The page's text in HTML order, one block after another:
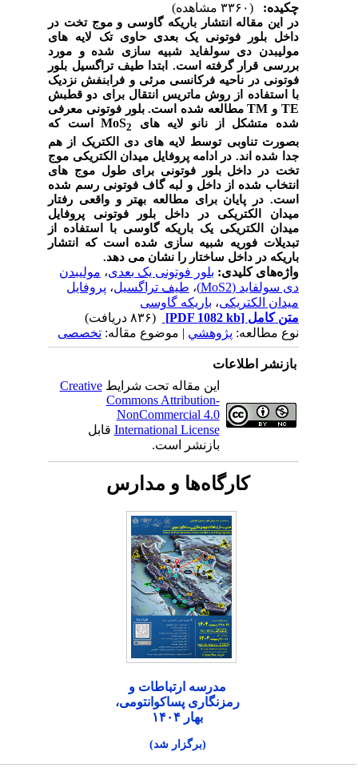
چکیده:
در این مقاله انتشار باریکه گاوسی و موج تخت در
داخل بلور فوتونی یک بعدی حاوی تک لایه های
مولیبدن دی سولفاید شبیه سازی شده و مورد
بررسی قرار گرفته است. ابتدا طیف تراگسیل بلور
فوتونی در ناحیه فرکانسی مرئی و فرابنفش نزدیک
با استفاده از روش ماتریس انتقال برای دو قطبش
TEو TMمطالعه شده است. بلور فوتونی معرفی
شده متشکل از نانو لایه های
MoS 2
است که
بصورت تناوبی توسط لایه های دی الکتریک از هم
جدا شده اند. در ادامه پروفایل میدان الکتریکی موج
تخت در داخل بلور فوتونی برای طول موج های
انتخاب شده از داخل و لبه گاف فوتونی رسم شده
است. در پایان برای مطالعه بهتر و واقعی رفتار
میدان الکتریکی در داخل بلور فوتونی پروفایل
میدان الکتریکی یک باریکه گاوسی با استفاده از
تبدیلات فوریه شبیه سازی شده است که انتشار
باریکه در داخل ساختار را نشان می دهد.
واژه‌های کلیدی:بلور فوتونی یک بعدی،مولیبدن
دی سولفاید (MoS2)
،طیف تراگسیل،پروفایل
میدان الکتریکی،باریکه گاوسی
متن کامل[PDF 1082 kb]
نوع مطالعه:پژوهشي| موضوع مقاله:تخصصی
بازنشر اطلاعات
این مقاله تحت شرایطCreative
Commons Attribution-
NonCommercial 4.0
International Licenseقابل
بازنشر است.
کارگاه‌ها و مدارس
مدرسه ارتباطات و
رمزنگاری پساکوانتومی،
بهار ۱۴۰۴
(برگزار شد)